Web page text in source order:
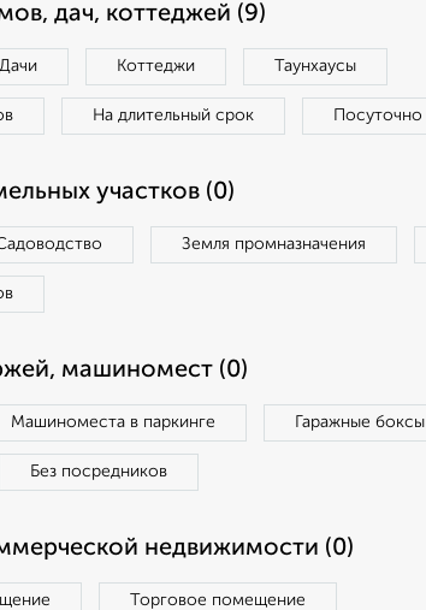
дач, коттеджей (9)
Дачи Коттеджи Таунхаусы
На длительный срок Посуточно
участков (0)
Земля промназначения
машиномест (0)
Машиноместа в паркинге Гаражные боксы
Без посредников
недвижимости (0)
Торговое помещение